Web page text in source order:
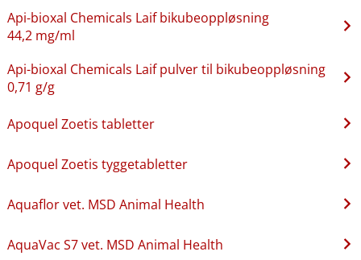
Api-bioxal Chemicals Laif bikubeoppløsning
44,2 mg/ml
Api-bioxal Chemicals Laif pulver til bikubeoppløsning
0,71 g/g
Apoquel Zoetis tabletter
Apoquel Zoetis tyggetabletter
Aquaflor vet. MSD Animal Health
AquaVac S7 vet. MSD Animal Health